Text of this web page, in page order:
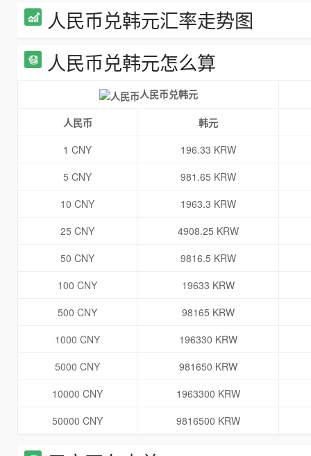
人民币兑韩元汇率走势图
人民币兑韩元怎么算
人民币兑韩元
人民币
韩元
1 CNY
196.33 KRW
5 CNY
981.65 KRW
10 CNY
1963.3 KRW
25 CNY
4908.25 KRW
50 CNY
9816.5 KRW
100 CNY
19633 KRW
500 CNY
98165 KRW
1000 CNY
196330 KRW
5000 CNY
981650 KRW
10000 CNY
1963300 KRW
50000 CNY
9816500 KRW